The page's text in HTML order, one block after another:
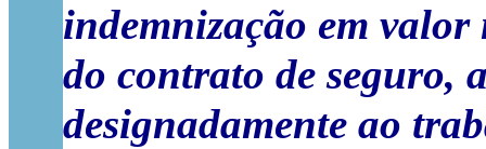
indemnização em
do contrato de seguro,
designadamente ao